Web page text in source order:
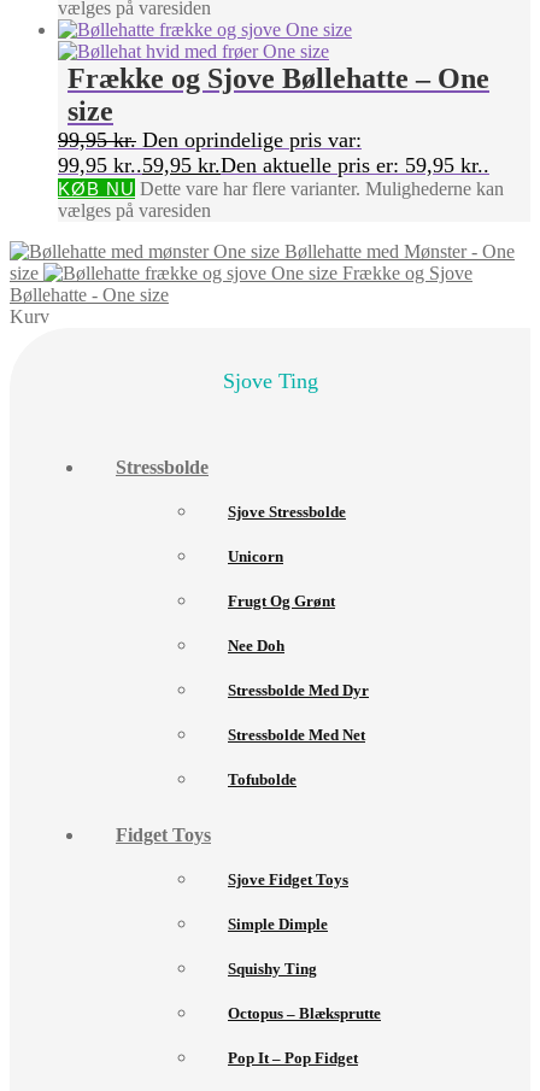
vælges på varesiden
Frække og Sjove Bøllehatte – One
size
99,95kr. Den oprindelige pris var:
99,95 kr..59,95 kr.Den aktuelle pris er: 59,95 kr..
KØB NU Dette vare har flere varianter. Mulighederne kan
vælges på varesiden
Bøllehatte med Mønster - One
size
Frække og Sjove
Bøllehatte - One size
Kurv
Sjove Ting
Stressbolde
Sjove Stressbolde
Unicorn
Frugt Og Grønt
Nee Doh
Stressbolde Med Dyr
Stressbolde Med Net
Tofubolde
Fidget Toys
Sjove Fidget Toys
Simple Dimple
Squishy Ting
Octopus – Blæksprutte
Pop It – Pop Fidget